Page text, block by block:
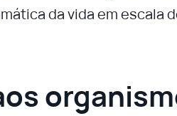
da vida em escala